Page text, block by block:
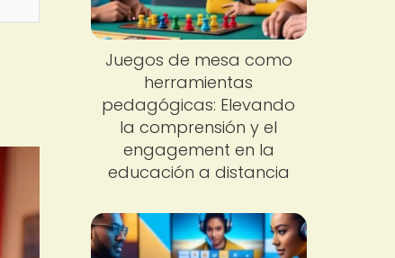
Juegos de mesa como
herramientas
pedagógicas: Elevando
la comprensión y el
engagement en la
educación a distancia